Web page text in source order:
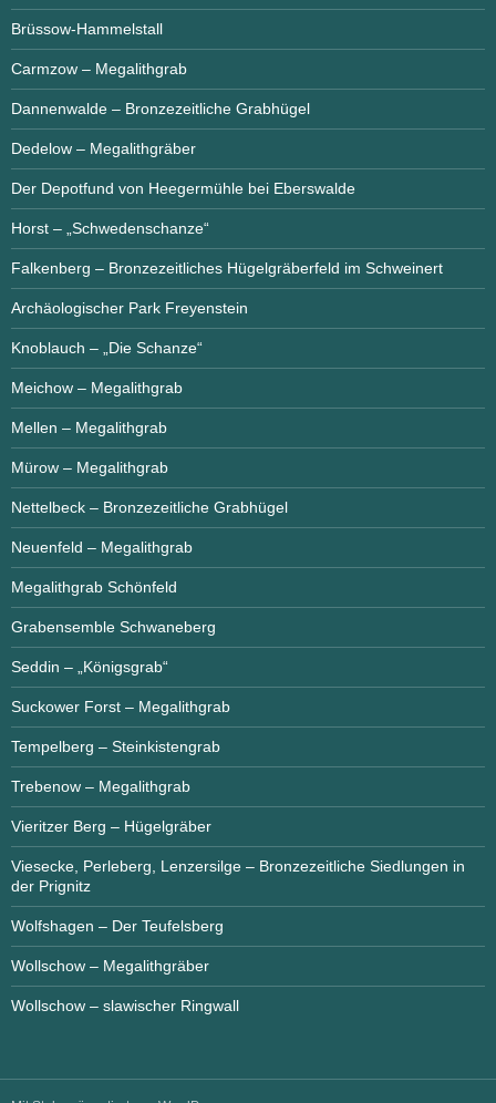
Brüssow-Hammelstall
Carmzow – Megalithgrab
Dannenwalde – Bronzezeitliche Grabhügel
Dedelow – Megalithgräber
Der Depotfund von Heegermühle bei Eberswalde
Horst – „Schwedenschanze“
Falkenberg – Bronzezeitliches Hügelgräberfeld im Schweinert
Archäologischer Park Freyenstein
Knoblauch – „Die Schanze“
Meichow – Megalithgrab
Mellen – Megalithgrab
Mürow – Megalithgrab
Nettelbeck – Bronzezeitliche Grabhügel
Neuenfeld – Megalithgrab
Megalithgrab Schönfeld
Grabensemble Schwaneberg
Seddin – „Königsgrab“
Suckower Forst – Megalithgrab
Tempelberg – Steinkistengrab
Trebenow – Megalithgrab
Vieritzer Berg – Hügelgräber
Viesecke, Perleberg, Lenzersilge – Bronzezeitliche Siedlungen in
der Prignitz
Wolfshagen – Der Teufelsberg
Wollschow – Megalithgräber
Wollschow – slawischer Ringwall